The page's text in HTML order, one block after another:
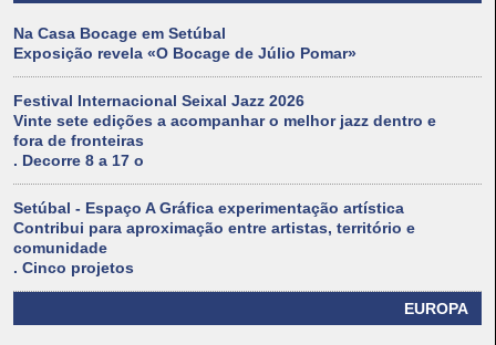
Na Casa Bocage em Setúbal
Exposição revela «O Bocage de Júlio Pomar»
Festival Internacional Seixal Jazz 2026
Vinte sete edições a acompanhar o melhor jazz dentro e
fora de fronteiras
. Decorre 8 a 17 o
Setúbal - Espaço A Gráfica experimentação artística
Contribui para aproximação entre artistas, território e
comunidade
. Cinco projetos
EUROPA